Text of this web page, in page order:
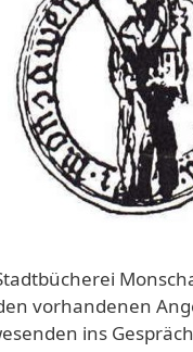
vorhandenen
ins